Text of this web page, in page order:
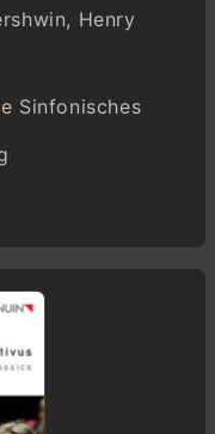
Henry
Sinfonisches